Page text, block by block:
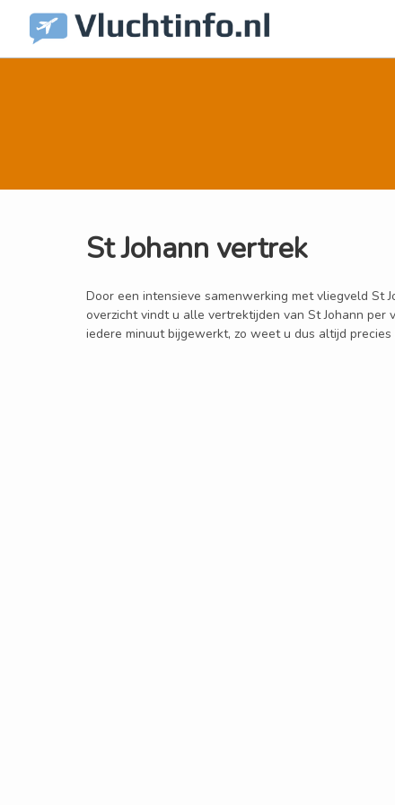
St Johann vertrek
Door een intensieve samenwerking met vliegveld St
overzicht vindt u alle vertrektijden van St Johann
iedere minuut bijgewerkt, zo weet u dus altijd